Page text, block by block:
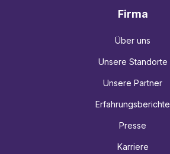
Firma
Über uns
Unsere Standorte
Unsere Partner
Erfahrungsberichte
Presse
Karriere